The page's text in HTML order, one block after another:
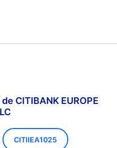
CITIBANK EUROPE
CITIIEA1025